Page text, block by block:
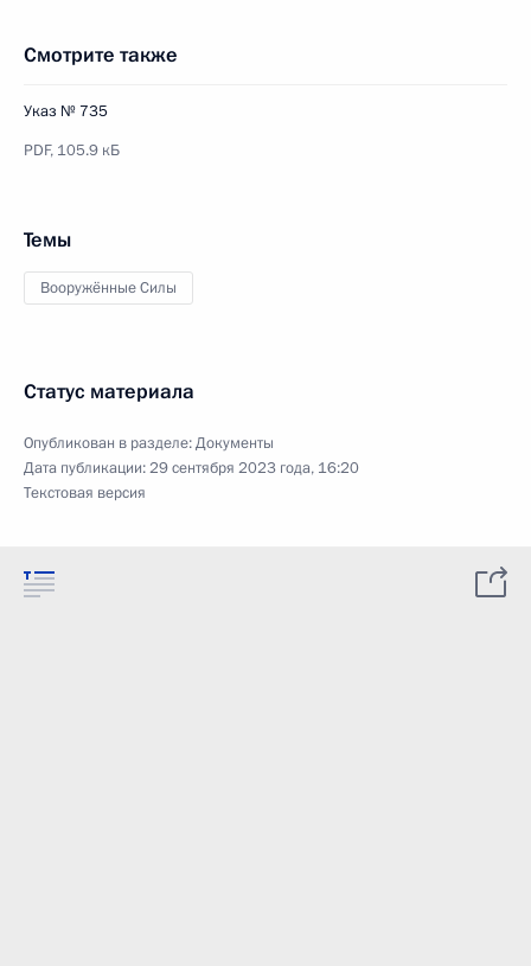
Смотрите также
Указ № 735
PDF, 105.9 кБ
Темы
Вооружённые Силы
Статус материала
Опубликован в разделе:Документы
Дата публикации:29 сентября 2023 года, 16:20
Текстовая версия